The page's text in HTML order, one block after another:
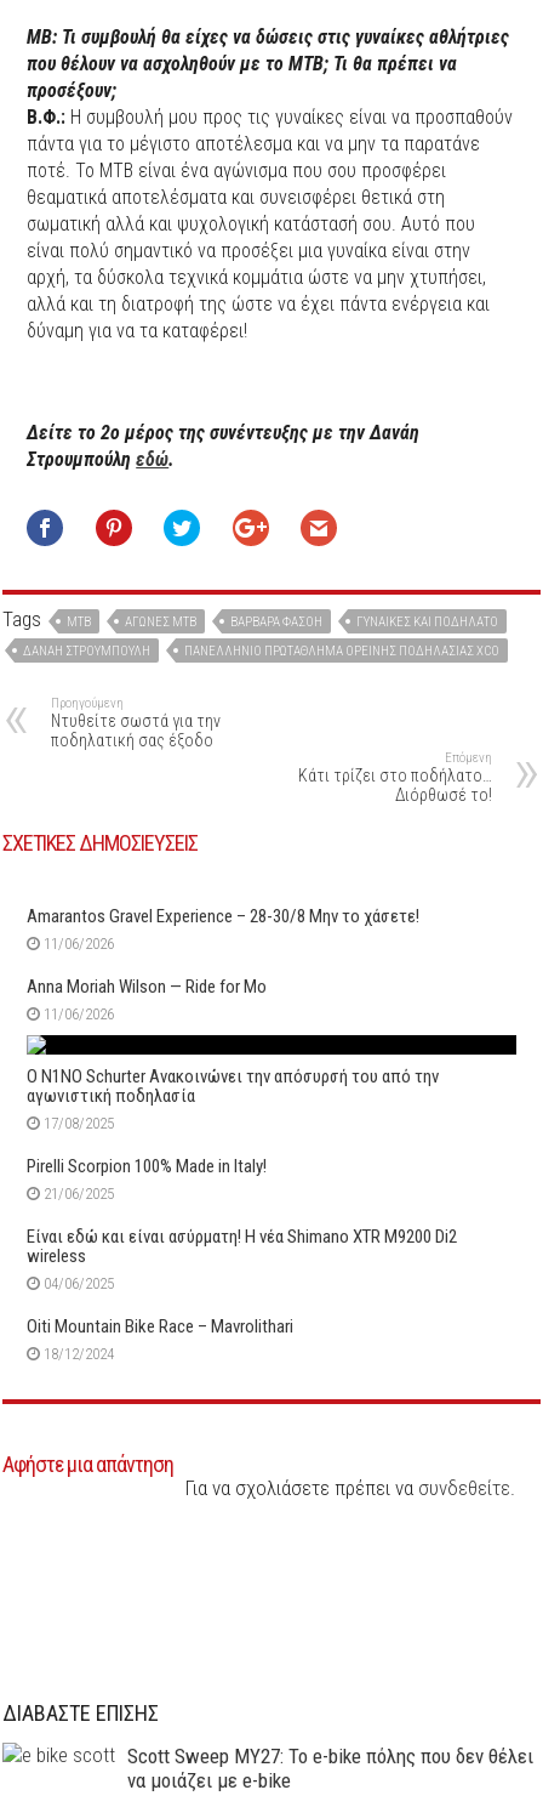
ΜΒ: Τι συμβουλή θα είχες να δώσεις στις γυναίκες αθλήτριες
που θέλουν να ασχοληθούν με το ΜΤΒ; Τι θα πρέπει να
προσέξουν;
Β.Φ.: Η συμβουλή μου προς τις γυναίκες είναι να προσπαθούν
πάντα για το μέγιστο αποτέλεσμα και να μην τα παρατάνε
ποτέ. Το ΜΤΒ είναι ένα αγώνισμα που σου προσφέρει
θεαματικά αποτελέσματα και συνεισφέρει θετικά στη
σωματική αλλά και ψυχολογική κατάστασή σου. Αυτό που
είναι πολύ σημαντικό να προσέξει μια γυναίκα είναι στην
αρχή, τα δύσκολα τεχνικά κομμάτια ώστε να μην χτυπήσει,
αλλά και τη διατροφή της ώστε να έχει πάντα ενέργεια και
δύναμη για να τα καταφέρει!
Δείτε το 2ο μέρος της συνέντευξης με τηνΔανάη
Στρουμπούλη εδώ.
Tags MTB ΑΓΏΝΕΣ ΜΤΒ ΒΑΡΒΆΡΑ ΦΑΣΌΗ
ΓΥΝΑΊΚΕΣ ΚΑΙ ΠΟΔΉΛΑΤΟ
ΔΑΝΆΗ ΣΤΡΟΥΜΠΟΎΛΗ
ΠΑΝΕΛΛΉΝΙΟ ΠΡΩΤΆΘΛΗΜΑ ΟΡΕΙΝΉΣ ΠΟΔΗΛΑΣΊΑΣ XCΟ
Προηγούμενη
Ντυθείτε σωστά για την
ποδηλατική σας έξοδο
Επόμενη
Κάτι τρίζει στο ποδήλατο…
Διόρθωσέ το!
ΣΧΕΤΙΚΕΣ ΔΗΜΟΣΙΕΥΣΕΙΣ
Amarantos Gravel Experience – 28-30/8 Μην το χάσετε!
11/06/2026
Anna Moriah Wilson — Ride for Mo
11/06/2026
Ο N1NO Schurter Ανακοινώνει την απόσυρσή του από την
αγωνιστική ποδηλασία
17/08/2025
Pirelli Scorpion 100% Made in Italy!
21/06/2025
Είναι εδώ και είναι ασύρματη! Η νέα Shimano XTR M9200 Di2
wireless
04/06/2025
Oiti Mountain Bike Race – Mavrolithari
18/12/2024
Αφήστε μια απάντηση
Για να σχολιάσετε πρέπει να συνδεθείτε.
ΔΙΑΒΑΣΤΕ ΕΠΙΣΗΣ
Scott Sweep MY27: Το e-bike πόλης που δεν θέλει
να μοιάζει με e-bike